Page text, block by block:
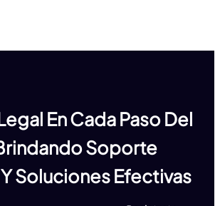
En Cada Paso Del
Soporte
Soluciones Efectivas